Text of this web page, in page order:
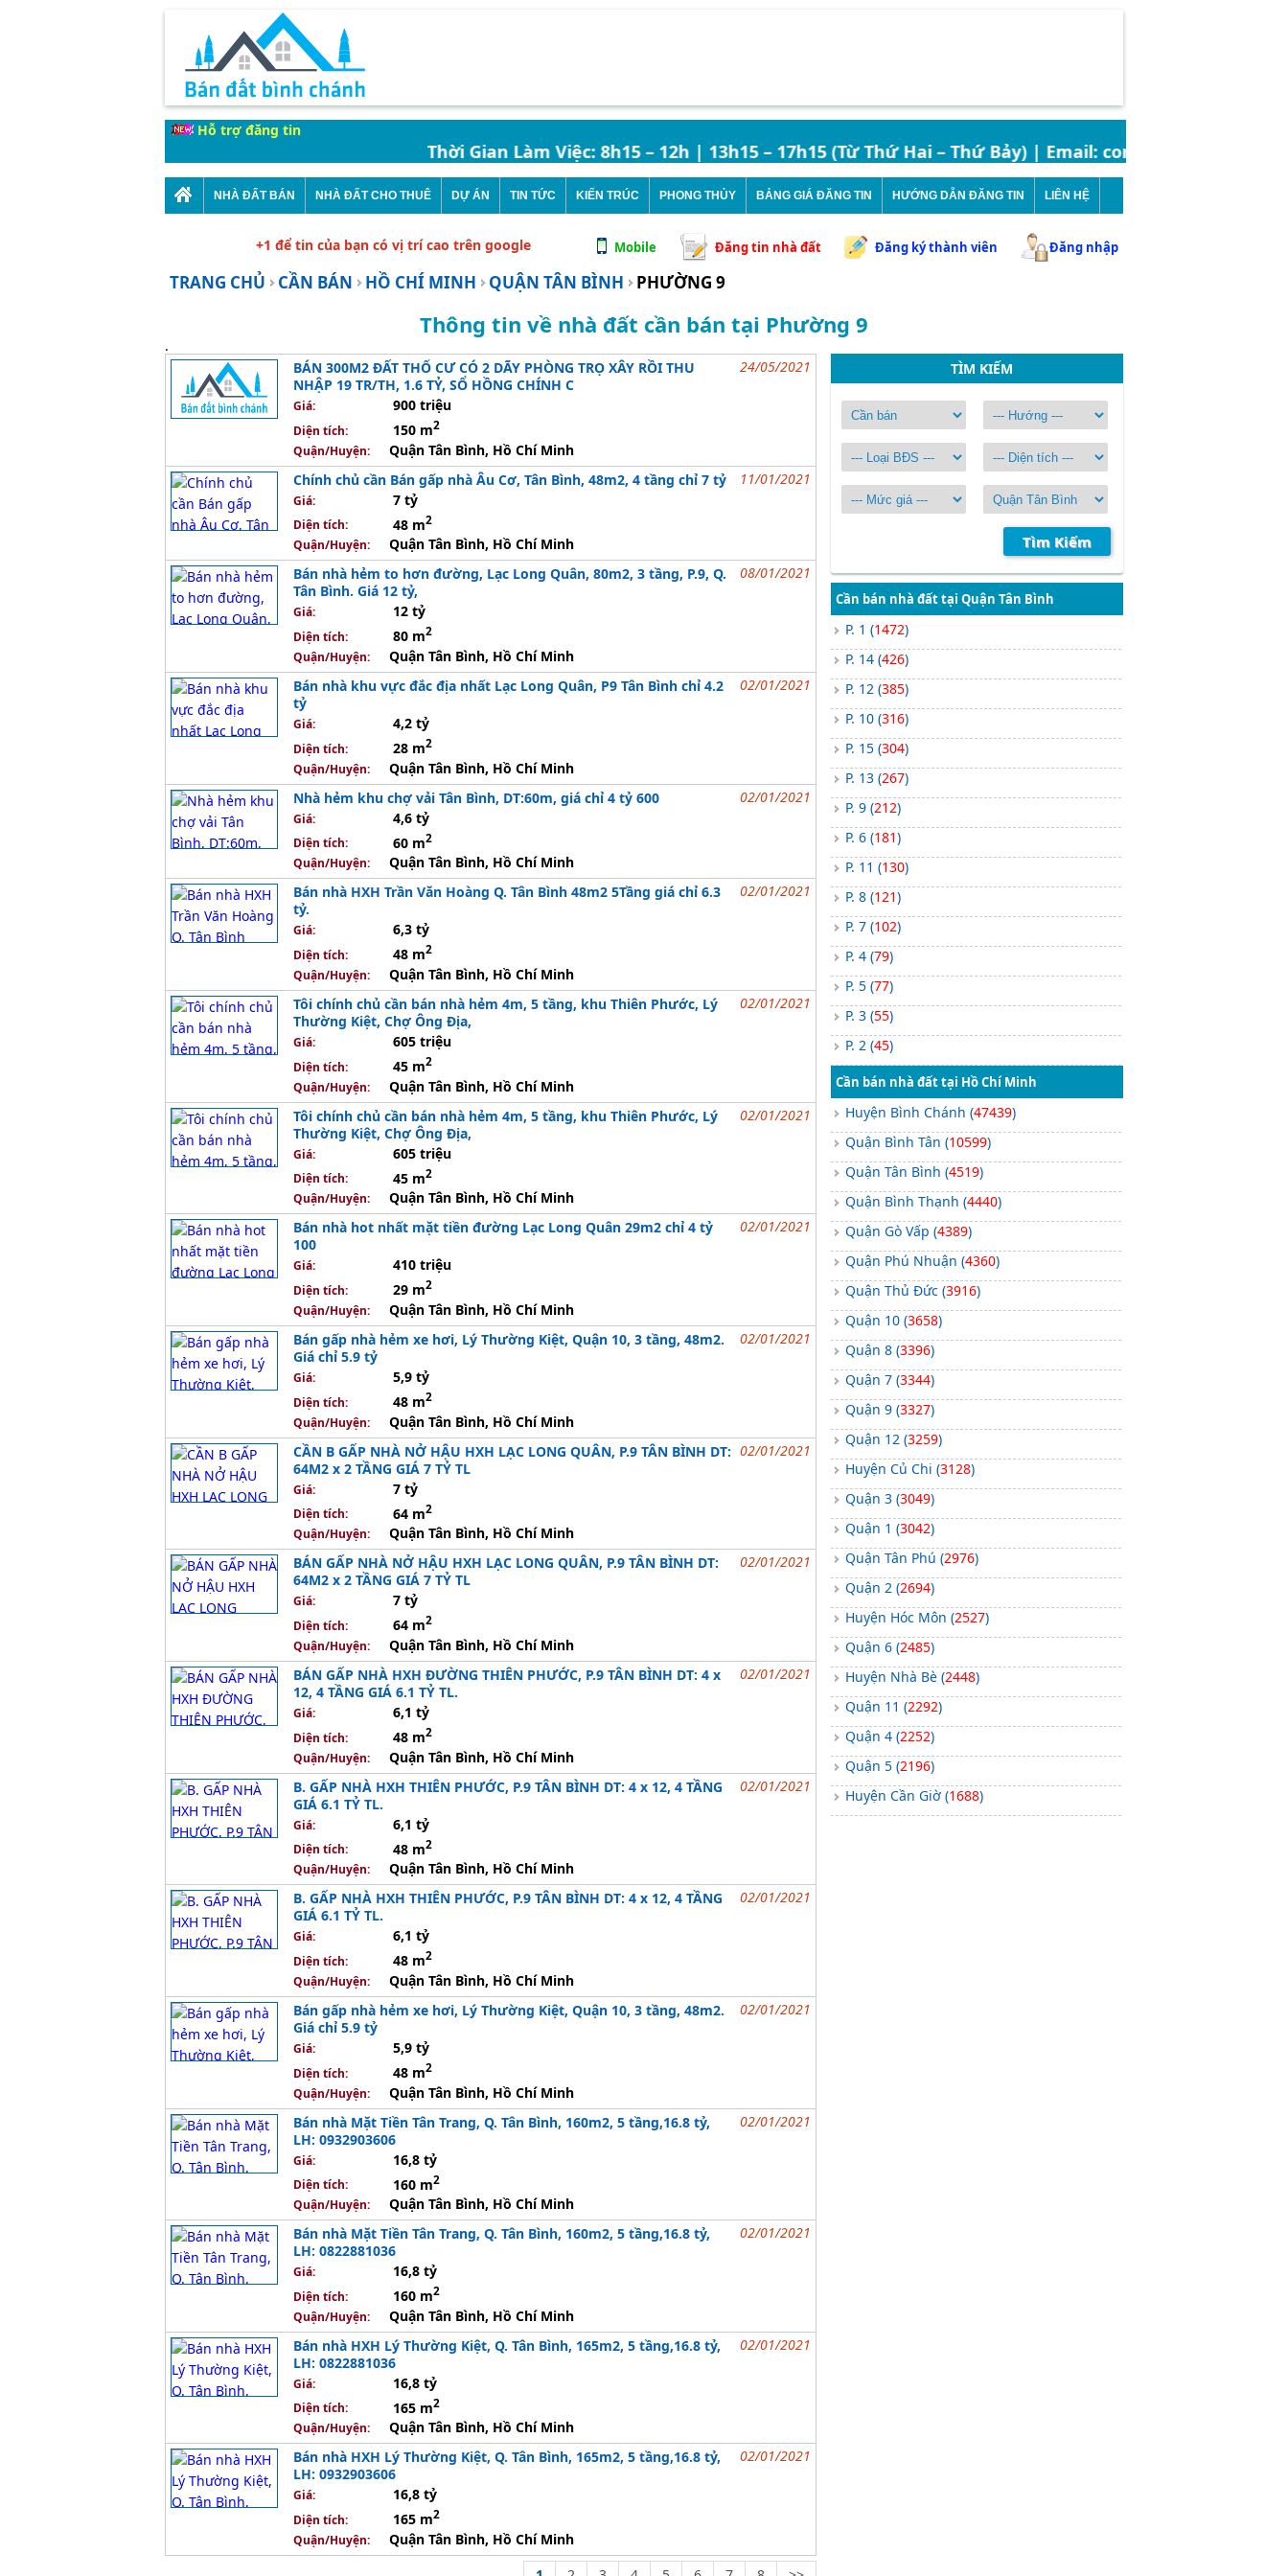
Hỗ trợ đăng tin
Thời Gian Làm Việc: 8h15 – 12h | 13h15 – 17h15 (Từ Thứ Hai – Thứ Bảy) | Email:
NHÀ ĐẤT BÁN NHÀ ĐẤT CHO THUÊ DỰ ÁN TIN TỨC KIẾN TRÚC PHONG THỦY BẢNG GIÁ ĐĂNG TIN HƯỚNG DẪN ĐĂNG TIN LIÊN HỆ
+1 để tin của bạn có vị trí cao trên google Mobile Đăng tin nhà đất Đăng ký thành viên Đăng nhập
TRANG CHỦ CẦN BÁN HỒ CHÍ MINH QUẬN TÂN BÌNH PHƯỜNG 9
Thông tin về nhà đất cần bán tại Phường 9
.
TÌM KIẾM
Tìm Kiếm
Cần bán nhà đất tại Quận Tân Bình
P. 1 (1472)
P. 14 (426)
P. 12 (385)
P. 10 (316)
P. 15 (304)
P. 13 (267)
P. 9 (212)
P. 6 (181)
P. 11 (130)
P. 8 (121)
P. 7 (102)
P. 4 (79)
P. 5 (77)
P. 3 (55)
P. 2 (45)
Cần bán nhà đất tại Hồ Chí Minh
Huyện Bình Chánh (47439)
Quận Bình Tân (10599)
Quận Tân Bình (4519)
Quận Bình Thạnh (4440)
Quận Gò Vấp (4389)
Quận Phú Nhuận (4360)
Quận Thủ Đức (3916)
Quận 10 (3658)
Quận 8 (3396)
Quận 7 (3344)
Quận 9 (3327)
Quận 12 (3259)
Huyện Củ Chi (3128)
Quận 3 (3049)
Quận 1 (3042)
Quận Tân Phú (2976)
Quận 2 (2694)
Huyện Hóc Môn (2527)
Quận 6 (2485)
Huyện Nhà Bè (2448)
Quận 11 (2292)
Quận 4 (2252)
Quận 5 (2196)
Huyện Cần Giờ (1688)
BÁN 300M2 ĐẤT THỔ CƯ CÓ 2 DÃY PHÒNG TRỌ XÂY RỒI THU
NHẬP 19 TR/TH, 1.6 TỶ, SỔ HỒNG CHÍNH C
Giá: 900 triệu
Diện tích: 150 m2
Quận/Huyện: Quận Tân Bình, Hồ Chí Minh
24/05/2021
Chính chủ cần Bán gấp nhà Âu Cơ, Tân Bình, 48m2, 4 tầng chỉ 7 tỷ
Giá: 7 tỷ
Diện tích: 48 m2
Quận/Huyện: Quận Tân Bình, Hồ Chí Minh
11/01/2021
Bán nhà hẻm to hơn đường, Lạc Long Quân, 80m2, 3 tầng, P.9, Q.
Tân Bình. Giá 12 tỷ,
Giá: 12 tỷ
Diện tích: 80 m2
Quận/Huyện: Quận Tân Bình, Hồ Chí Minh
08/01/2021
Bán nhà khu vực đắc địa nhất Lạc Long Quân, P9 Tân Bình chỉ 4.2
tỷ
Giá: 4,2 tỷ
Diện tích: 28 m2
Quận/Huyện: Quận Tân Bình, Hồ Chí Minh
02/01/2021
Nhà hẻm khu chợ vải Tân Bình, DT:60m, giá chỉ 4 tỷ 600
Giá: 4,6 tỷ
Diện tích: 60 m2
Quận/Huyện: Quận Tân Bình, Hồ Chí Minh
02/01/2021
Bán nhà HXH Trần Văn Hoàng Q. Tân Bình 48m2 5Tầng giá chỉ 6.3
tỷ.
Giá: 6,3 tỷ
Diện tích: 48 m2
Quận/Huyện: Quận Tân Bình, Hồ Chí Minh
02/01/2021
Tôi chính chủ cần bán nhà hẻm 4m, 5 tầng, khu Thiên Phước, Lý
Thường Kiệt, Chợ Ông Địa,
Giá: 605 triệu
Diện tích: 45 m2
Quận/Huyện: Quận Tân Bình, Hồ Chí Minh
02/01/2021
Tôi chính chủ cần bán nhà hẻm 4m, 5 tầng, khu Thiên Phước, Lý
Thường Kiệt, Chợ Ông Địa,
Giá: 605 triệu
Diện tích: 45 m2
Quận/Huyện: Quận Tân Bình, Hồ Chí Minh
02/01/2021
Bán nhà hot nhất mặt tiền đường Lạc Long Quân 29m2 chỉ 4 tỷ
100
Giá: 410 triệu
Diện tích: 29 m2
Quận/Huyện: Quận Tân Bình, Hồ Chí Minh
02/01/2021
Bán gấp nhà hẻm xe hơi, Lý Thường Kiệt, Quận 10, 3 tầng, 48m2.
Giá chỉ 5.9 tỷ
Giá: 5,9 tỷ
Diện tích: 48 m2
Quận/Huyện: Quận Tân Bình, Hồ Chí Minh
02/01/2021
CẦN B GẤP NHÀ NỞ HẬU HXH LẠC LONG QUÂN, P.9 TÂN BÌNH DT:
64M2 x 2 TẦNG GIÁ 7 TỶ TL
Giá: 7 tỷ
Diện tích: 64 m2
Quận/Huyện: Quận Tân Bình, Hồ Chí Minh
02/01/2021
BÁN GẤP NHÀ NỞ HẬU HXH LẠC LONG QUÂN, P.9 TÂN BÌNH DT:
64M2 x 2 TẦNG GIÁ 7 TỶ TL
Giá: 7 tỷ
Diện tích: 64 m2
Quận/Huyện: Quận Tân Bình, Hồ Chí Minh
02/01/2021
BÁN GẤP NHÀ HXH ĐƯỜNG THIÊN PHƯỚC, P.9 TÂN BÌNH DT: 4 x
12, 4 TẦNG GIÁ 6.1 TỶ TL.
Giá: 6,1 tỷ
Diện tích: 48 m2
Quận/Huyện: Quận Tân Bình, Hồ Chí Minh
02/01/2021
B. GẤP NHÀ HXH THIÊN PHƯỚC, P.9 TÂN BÌNH DT: 4 x 12, 4 TẦNG
GIÁ 6.1 TỶ TL.
Giá: 6,1 tỷ
Diện tích: 48 m2
Quận/Huyện: Quận Tân Bình, Hồ Chí Minh
02/01/2021
B. GẤP NHÀ HXH THIÊN PHƯỚC, P.9 TÂN BÌNH DT: 4 x 12, 4 TẦNG
GIÁ 6.1 TỶ TL.
Giá: 6,1 tỷ
Diện tích: 48 m2
Quận/Huyện: Quận Tân Bình, Hồ Chí Minh
02/01/2021
Bán gấp nhà hẻm xe hơi, Lý Thường Kiệt, Quận 10, 3 tầng, 48m2.
Giá chỉ 5.9 tỷ
Giá: 5,9 tỷ
Diện tích: 48 m2
Quận/Huyện: Quận Tân Bình, Hồ Chí Minh
02/01/2021
Bán nhà Mặt Tiền Tân Trang, Q. Tân Bình, 160m2, 5 tầng,16.8 tỷ,
LH: 0932903606
Giá: 16,8 tỷ
Diện tích: 160 m2
Quận/Huyện: Quận Tân Bình, Hồ Chí Minh
02/01/2021
Bán nhà Mặt Tiền Tân Trang, Q. Tân Bình, 160m2, 5 tầng,16.8 tỷ,
LH: 0822881036
Giá: 16,8 tỷ
Diện tích: 160 m2
Quận/Huyện: Quận Tân Bình, Hồ Chí Minh
02/01/2021
Bán nhà HXH Lý Thường Kiệt, Q. Tân Bình, 165m2, 5 tầng,16.8 tỷ,
LH: 0822881036
Giá: 16,8 tỷ
Diện tích: 165 m2
Quận/Huyện: Quận Tân Bình, Hồ Chí Minh
02/01/2021
Bán nhà HXH Lý Thường Kiệt, Q. Tân Bình, 165m2, 5 tầng,16.8 tỷ,
LH: 0932903606
Giá: 16,8 tỷ
Diện tích: 165 m2
Quận/Huyện: Quận Tân Bình, Hồ Chí Minh
02/01/2021